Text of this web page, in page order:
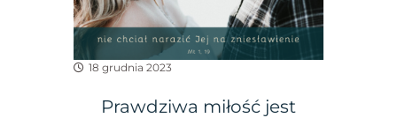
18 grudnia 2023
Prawdziwa miłość jest